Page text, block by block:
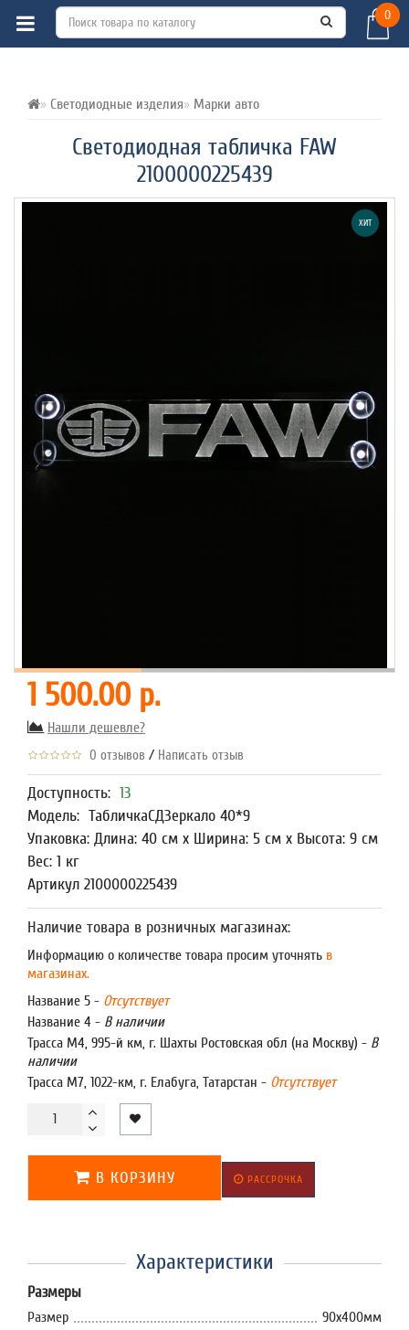
0
Светодиодные изделия Марки авто
Светодиодная табличка FAW
2100000225439
ВСЕ О ТОВАРЕ ХАРАКТЕРИСТИКИ
ХИТ
1 500.00 р.
Нашли дешевле?
0 отзывов / Написать отзыв
Доступность: 13
Модель: ТабличкаСДЗеркало 40*9
Упаковка: Длина: 40 см x Ширина: 5 см x Высота: 9 см
Вес: 1 кг
Артикул 2100000225439
Наличие товара в розничных магазинах:
Информацию о количестве товара просим уточнять в
магазинах.
Название 5 - Отсутствует
Название 4 - В наличии
Трасса М4, 995-й км, г. Шахты Ростовская обл (на Москву) - В
наличии
Трасса М7, 1022-км, г. Елабуга, Татарстан - Отсутствует
В КОРЗИНУ РАССРОЧКА
Характеристики
Размеры
Размер 90x400мм